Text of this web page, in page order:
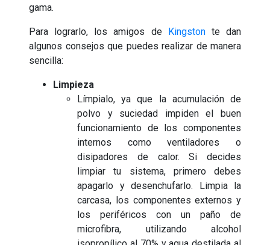
gama.
Para lograrlo, los amigos de Kingstonte dan
algunos consejos que puedes realizar de manera
sencilla:
Limpieza
Límpialo, ya que la acumulación de
polvo y suciedad impiden el buen
funcionamiento de los componentes
internos como ventiladores o
disipadores de calor. Si decides
limpiar tu sistema, primero debes
apagarlo y desenchufarlo. Limpia la
carcasa, los componentes externos y
los periféricos con un paño de
microfibra, utilizando alcohol